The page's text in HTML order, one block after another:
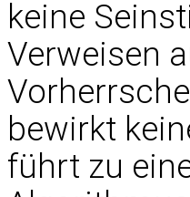
keine
Verweisen
bewirkt
führt zu